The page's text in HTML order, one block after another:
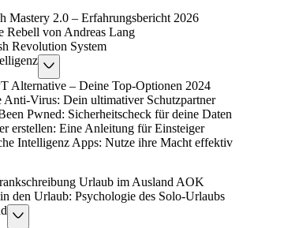
Mastery 2.0 – Erfahrungsbericht 2026
Rebell von Andreas Lang
Revolution System
Alternative – Deine Top-Optionen 2024
Anti-Virus: Dein ultimativer Schutzpartner
Pwned: Sicherheitscheck für deine Daten
erstellen: Eine Anleitung für Einsteiger
Intelligenz Apps: Nutze ihre Macht effektiv
Urlaub im Ausland AOK
den Urlaub: Psychologie des Solo-Urlaubs